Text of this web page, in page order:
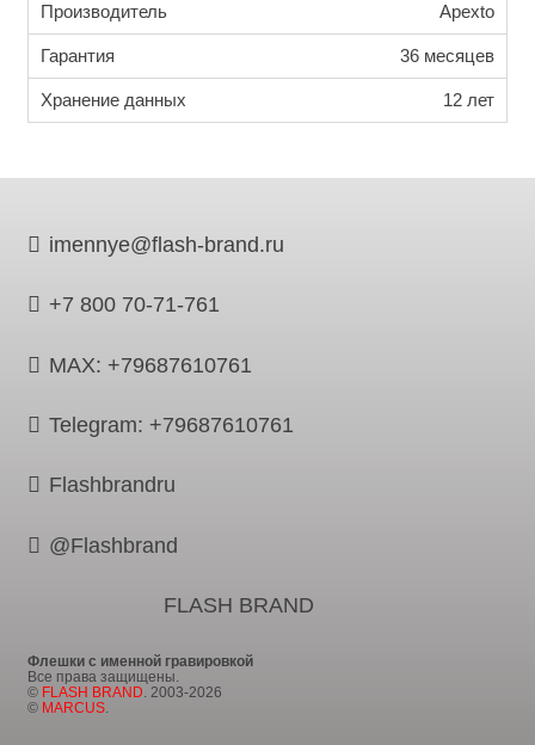
Производитель Apexto
Гарантия 36 месяцев
Хранение данных 12 лет
imennye@flash-brand.ru
+7 800 70-71-761
MAX: +79687610761
Telegram: +79687610761
Flashbrandru
@Flashbrand
FLASH BRAND
Флешки с именной гравировкой
Все права защищены.
© FLASH BRAND . 2003-2026
© MARCUS.